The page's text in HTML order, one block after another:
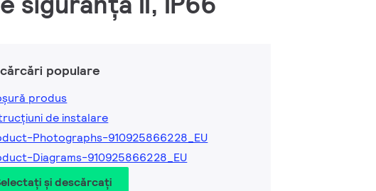
populare
produs
de instalare
Photographs-910925866228_EU
Diagrams-910925866228_EU
și descărcați